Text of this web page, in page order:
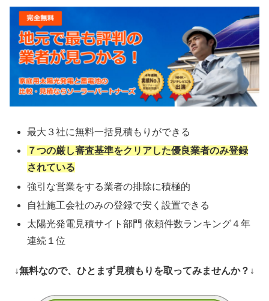
最大３社に無料一括見積もりができる
７つの厳し審査基準をクリアした優良業者のみ登録
されている
強引な営業をする業者の排除に積極的
自社施工会社のみの登録で安く設置できる
太陽光発電見積サイト部門 依頼件数ランキング４年
連続１位
↓無料なので、ひとまず見積もりを取ってみませんか？↓